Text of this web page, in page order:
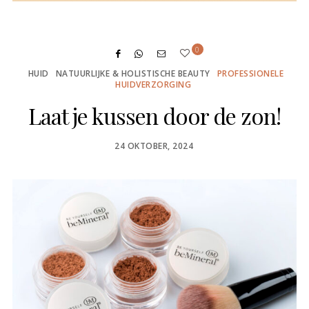
0
HUID NATUURLIJKE & HOLISTISCHE BEAUTY
PROFESSIONELE
HUIDVERZORGING
Laat je kussen door de zon!
POSTED
24 OKTOBER, 2024